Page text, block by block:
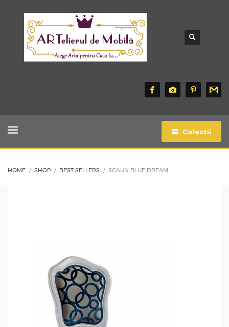
Colectii
HOME SHOP BEST SELLERS SCAUN BLUE DREAM